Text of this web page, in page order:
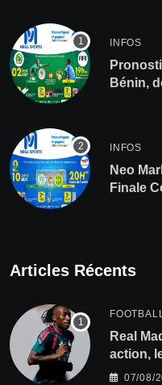
INFOS
Bénin,
INFOS
Neo
Finale
Articles Récents
Real
action,
07/08/